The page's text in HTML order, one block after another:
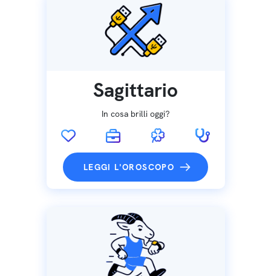
Sagittario
In cosa brilli oggi?
LEGGI L'OROSCOPO